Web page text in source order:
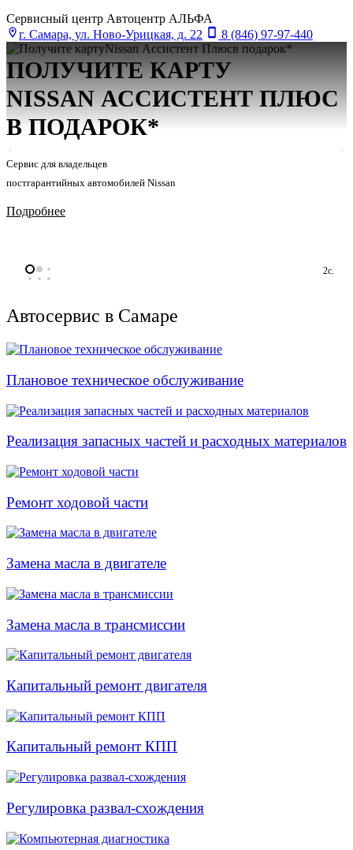
Сервисный центр Автоцентр АЛЬФА
г. Самара, ул. Ново-Урицкая, д. 22
8 (846) 97-97-440
ПОЛУЧИТЕ КАРТУ
NISSAN АСCИСТЕНТ ПЛЮС
В ПОДАРОК*
Сервис для владельцев
постгарантийных автомобилей Nissan
Подробнее
1с.
Автосервис в Самаре
Плановое техническое обслуживание
Реализация запасных частей и расходных материалов
Ремонт ходовой части
Замена масла в двигателе
Замена масла в трансмиссии
Капитальный ремонт двигателя
Капитальный ремонт КПП
Регулировка развал-схождения